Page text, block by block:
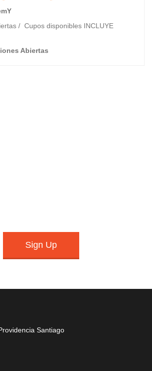
/ Cupos disponibles INCLUYE
Abiertas
Sign Up
Santiago